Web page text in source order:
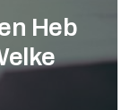
Heb